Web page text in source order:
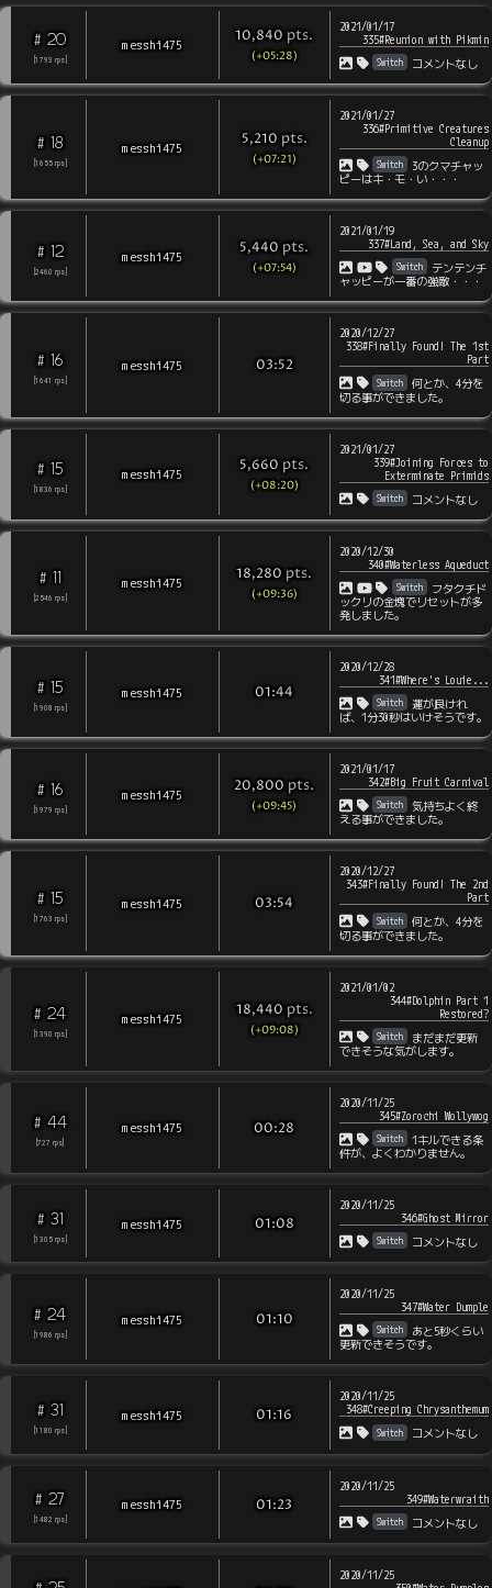
# 20
1793 rps
messhi475 10,840 pts.
(+05:28)
2021/01/17
335#Reunion with Pikmin
Switch コメントなし
# 18
1655 rps
messhi475 5,210 pts.
(+07:21)
2021/01/27
336#Primitive Creatures
Cleanup
Switch
3のクマチャッ
ピーはキ・モ・い・・・
# 12
2460 rps
messhi475 5,440 pts.
(+07:54)
2021/01/19
337#Land, Sea, and Sky
Switch
テンテンチ
ャッピーが一番の強敵・・・
# 16
1641 rps
messhi475 03:52
2020/12/27
338#Finally Found! The 1st
Part
Switch
何とか、4分を
切る事ができました。
# 15
1836 rps
messhi475 5,660 pts.
(+08:20)
2021/01/27
339#Joining Forces to
Exterminate Primids
Switch コメントなし
# 11
2546 rps
messhi475 18,280 pts.
(+09:36)
2020/12/30
340#Waterless Aqueduct
Switch
フタクチド
ックリの金塊でリセットが多
発しました。
# 15
1908 rps
messhi475 01:44
2020/12/28
341#Where's Louie...
Switch
運が良けれ
ば、1分30秒はいけそうです。
# 16
1979 rps
messhi475 20,800 pts.
(+09:45)
2021/01/17
342#Big Fruit Carnival
Switch
気持ちよく終
える事ができました。
# 15
1763 rps
messhi475 03:54
2020/12/27
343#Finally Found! The 2nd
Part
Switch
何とか、4分を
切る事ができました。
# 24
1390 rps
messhi475 18,440 pts.
(+09:08)
2021/01/02
344#Dolphin Part 1
Restored?
Switch
まだまだ更新
できそうな気がします。
# 44
[727 rps
messhi475 00:28
2020/11/25
345#Zorochi Wollywog
Switch
1キルできる条
件が、よくわかりません。
# 31
1305 rps
messhi475 01:08
2020/11/25
346#Ghost Mirror
Switch コメントなし
# 24
1986 rps
messhi475 01:10
2020/11/25
347#Water Dumple
Switch
あと5秒くらい
更新できそうです。
# 31
1180 rps
messhi475 01:16
2020/11/25
348#Creeping Chrysanthemum
Switch コメントなし
# 27
1482 rps
messhi475 01:23
2020/11/25
349#Waterwraith
Switch コメントなし
2020/11/25